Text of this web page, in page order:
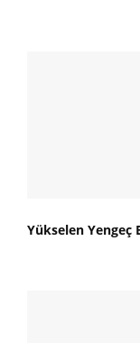
Yükselen Yengeç